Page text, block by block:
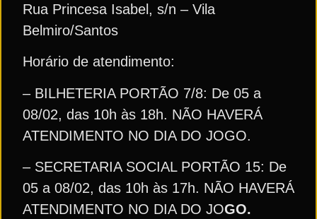
Rua Princesa Isabel, s/n – Vila
Belmiro/Santos
Horário de atendimento:
– BILHETERIA PORTÃO 7/8: De 05 a
08/02, das 10h às 18h. NÃO HAVERÁ
ATENDIMENTO NO DIA DO JOGO.
– SECRETARIA SOCIAL PORTÃO 15: De
05 a 08/02, das 10h às 17h. NÃO HAVERÁ
ATENDIMENTO NO DIA DO JOGO.